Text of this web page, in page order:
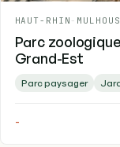
HAUT-RHIN -
Parc
Grand-Est
Parc paysager
-